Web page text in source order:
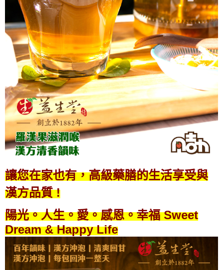
讓您在家也有，高級藥膳的生活享受與
漢方品質 !
陽光。人生。愛。感恩。幸福 Sweet
Dream & Happy Life